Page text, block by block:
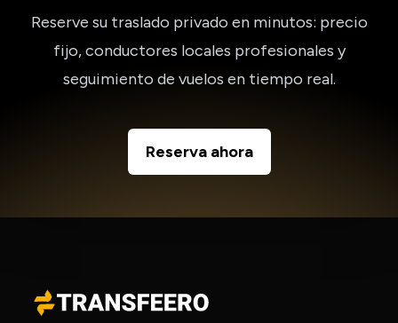
Reserve su traslado privado en minutos: precio
fijo, conductores locales profesionales y
seguimiento de vuelos en tiempo real.
Reserva ahora